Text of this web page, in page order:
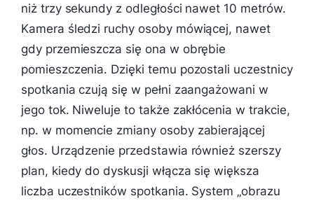
niż trzy sekundy z odległości nawet 10 metrów.
Kamera śledzi ruchy osoby mówiącej, nawet
gdy przemieszcza się ona w obrębie
pomieszczenia. Dzięki temu pozostali uczestnicy
spotkania czują się w pełni zaangażowani w
jego tok. Niweluje to także zakłócenia w trakcie,
np. w momencie zmiany osoby zabierającej
głos. Urządzenie przedstawia również szerszy
plan, kiedy do dyskusji włącza się większa
liczba uczestników spotkania. System „obrazu